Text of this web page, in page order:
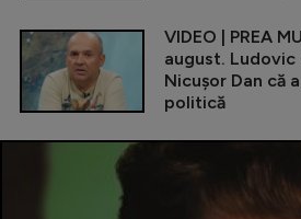
VIDEO | PREA
august. Ludovic
Nicușor Dan că
politică